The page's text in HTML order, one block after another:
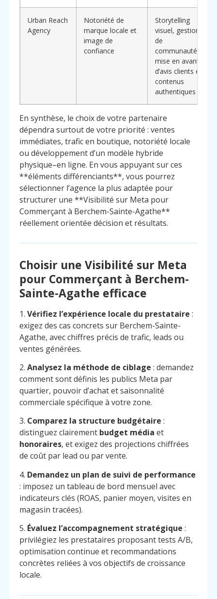
Urban Reach
Agency
Notoriété de
marque locale et
image de
confiance
Storytelling
visuel, gestion
de
communautés,
mise en avant
d’avis clients et
contenus
authentiques
En synthèse, le choix de votre partenaire
dépendra surtout de votre priorité : ventes
immédiates, trafic en boutique, notoriété locale
ou développement d’un modèle hybride
physique–en ligne. En vous appuyant sur ces
**éléments différenciants**, vous pourrez
sélectionner l’agence la plus adaptée pour
structurer une **Visibilité sur Meta pour
Commerçant à Berchem-Sainte-Agathe**
réellement orientée décision et résultats.
Choisir une Visibilité sur Meta
pour Commerçant à Berchem-
Sainte-Agathe efficace
1. Vérifiez l’expérience locale du prestataire :
exigez des cas concrets sur Berchem-Sainte-
Agathe, avec chiffres précis de trafic, leads ou
ventes générées.
2. Analysez la méthode de ciblage : demandez
comment sont définis les publics Meta par
quartier, pouvoir d’achat et saisonnalité
commerciale spécifique à votre zone.
3. Comparez la structure budgétaire :
distinguez clairement budget média et
honoraires, et exigez des projections chiffrées
de coût par lead ou par vente.
4. Demandez un plan de suivi de performance
: imposez un tableau de bord mensuel avec
indicateurs clés (ROAS, panier moyen, visites en
magasin tracées).
5. Évaluez l’accompagnement stratégique :
privilégiez les prestataires proposant tests A/B,
optimisation continue et recommandations
concrètes reliées à vos objectifs de croissance
locale.